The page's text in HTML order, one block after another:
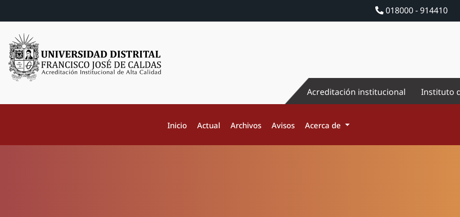
018000 - 914410
Acreditación institucional Instituto
Inicio Actual Archivos Avisos Acerca de